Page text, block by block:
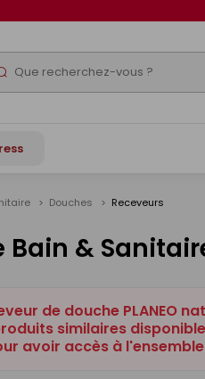
Rechercher
Douches Receveurs
Bain &
de douche PLANEO
similaires
avoir accès à